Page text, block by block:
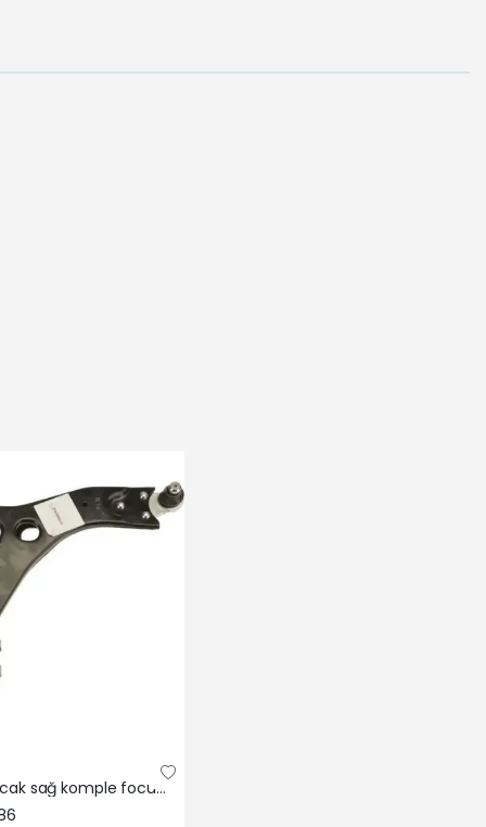
On alt salıncak sağ komple focus ııı 11>17 grand c-max 11> rotıllı f1f13a423aab/ f1f13a423aaa/ bv613a423